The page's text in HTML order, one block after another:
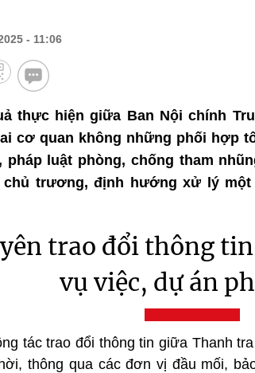
- 11:06
thực hiện giữa Ban Nội chính
cơ quan không những phối hợp
pháp luật phòng, chống tham
chủ trương, định hướng xử lý
trao đổi thông
vụ việc, dự án
tác trao đổi thông tin giữa Thanh
thông qua các đơn vị đầu mối,